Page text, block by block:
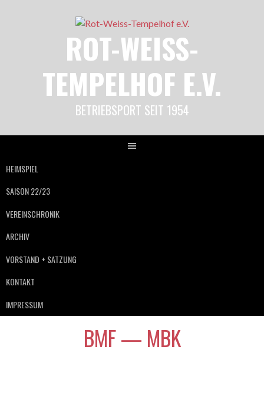
ROT-WEISS-
TEMPELHOF E.V.
BETRIEBSPORT SEIT 1954
HEIMSPIEL
SAISON 22/23
VEREINSCHRONIK
ARCHIV
VORSTAND + SATZUNG
KONTAKT
IMPRESSUM
BMF — MBK